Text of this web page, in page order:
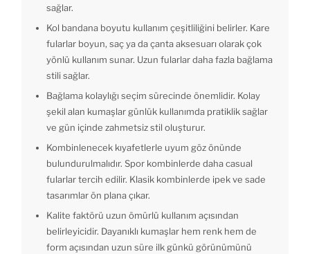
sağlar.
Kol bandana boyutu kullanım çeşitliliğini belirler. Kare
fularlar boyun, saç ya da çanta aksesuarı olarak çok
yönlü kullanım sunar. Uzun fularlar daha fazla bağlama
stili sağlar.
Bağlama kolaylığı seçim sürecinde önemlidir. Kolay
şekil alan kumaşlar günlük kullanımda pratiklik sağlar
ve gün içinde zahmetsiz stil oluşturur.
Kombinlenecek kıyafetlerle uyum göz önünde
bulundurulmalıdır. Spor kombinlerde daha casual
fularlar tercih edilir. Klasik kombinlerde ipek ve sade
tasarımlar ön plana çıkar.
Kalite faktörü uzun ömürlü kullanım açısından
belirleyicidir. Dayanıklı kumaşlar hem renk hem de
form açısından uzun süre ilk günkü görünümünü